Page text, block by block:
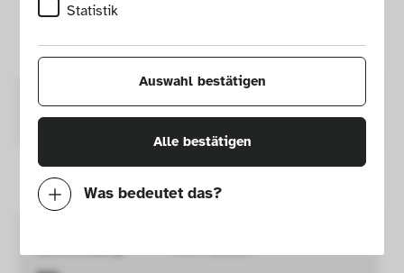
Statistik
Auswahl bestätigen
Alle bestätigen
Was bedeutet das?
Mit diesen Cookies können wir durch
Size
depth: 33 cm
Colour Grey
Genre